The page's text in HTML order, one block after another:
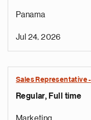
Panama
Jul 24, 2026
Sales Representative
Regular, Full time